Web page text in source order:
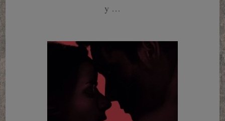
y …